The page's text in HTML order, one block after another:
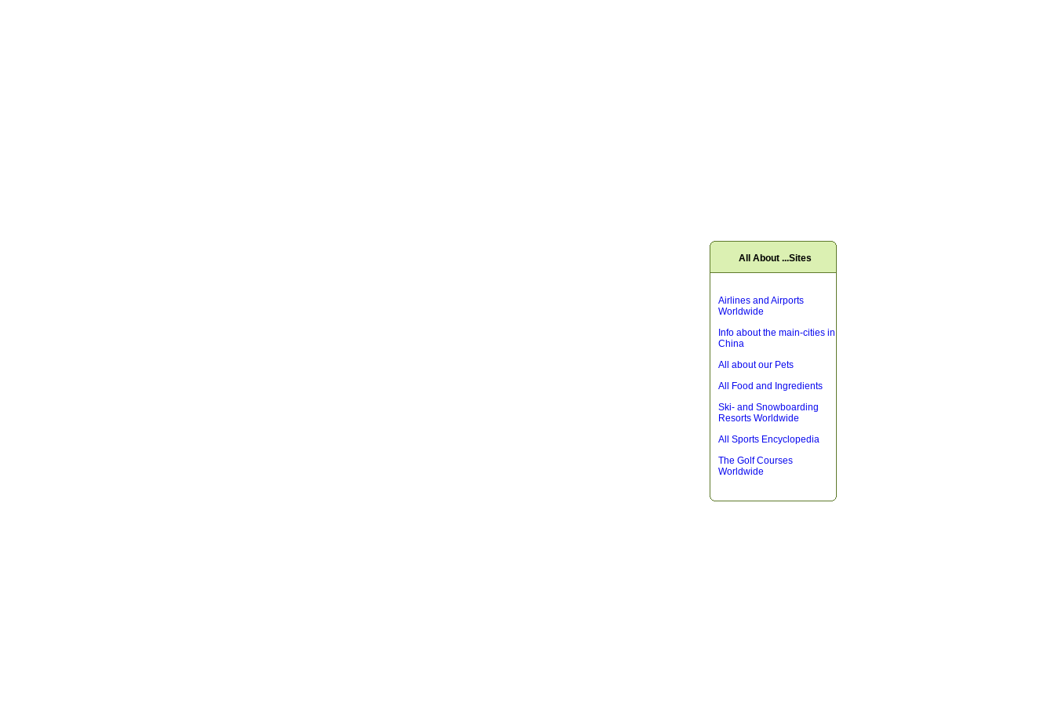
All About ...Sites
Airlines and Airports
Worldwide
Info about the main-cities in
China
All about our Pets
All Food and Ingredients
Ski- and Snowboarding
Resorts Worldwide
All Sports Encyclopedia
The Golf Courses
Worldwide